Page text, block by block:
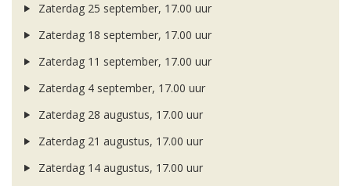
Zaterdag 25 september, 17.00 uur
Zaterdag 18 september, 17.00 uur
Zaterdag 11 september, 17.00 uur
Zaterdag 4 september, 17.00 uur
Zaterdag 28 augustus, 17.00 uur
Zaterdag 21 augustus, 17.00 uur
Zaterdag 14 augustus, 17.00 uur